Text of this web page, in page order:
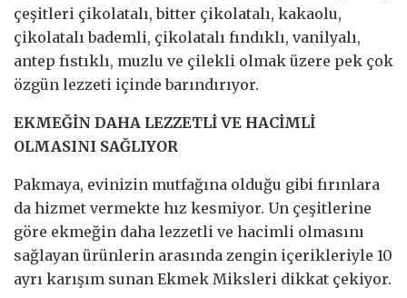
çeşitleri çikolatalı, bitter çikolatalı, kakaolu,
çikolatalı bademli, çikolatalı fındıklı, vanilyalı,
antep fıstıklı, muzlu ve çilekli olmak üzere pek çok
özgün lezzeti içinde barındırıyor.
EKMEĞİN DAHA LEZZETLİ VE HACİMLİ
OLMASINI SAĞLIYOR
Pakmaya, evinizin mutfağına olduğu gibi fırınlara
da hizmet vermekte hız kesmiyor. Un çeşitlerine
göre ekmeğin daha lezzetli ve hacimli olmasını
sağlayan ürünlerin arasında zengin içerikleriyle 10
ayrı karışım sunan Ekmek Miksleri dikkat çekiyor.